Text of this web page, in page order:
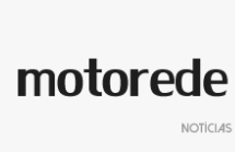
content